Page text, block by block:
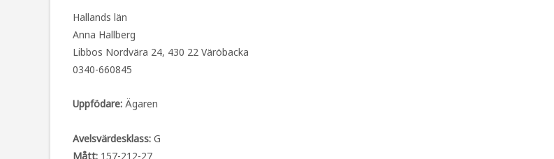
Hallands län
Anna Hallberg
Libbos Nordvära 24, 430 22 Väröbacka
0340-660845
Uppfödare: Ägaren
Avelsvärdesklass: G
Mått: 157-212-27